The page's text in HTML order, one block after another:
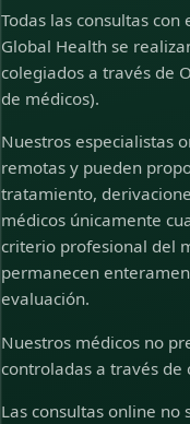
Todas las consultas
Global Health se
colegiados a través de
de médicos).
Nuestros especialistas
remotas y pueden
tratamiento,
médicos únicamente
criterio profesional del
permanecen
evaluación.
Nuestros médicos no
controladas a través de
Las consultas online no